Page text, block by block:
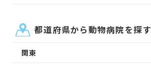
都道府県から動物病院を探す
関東